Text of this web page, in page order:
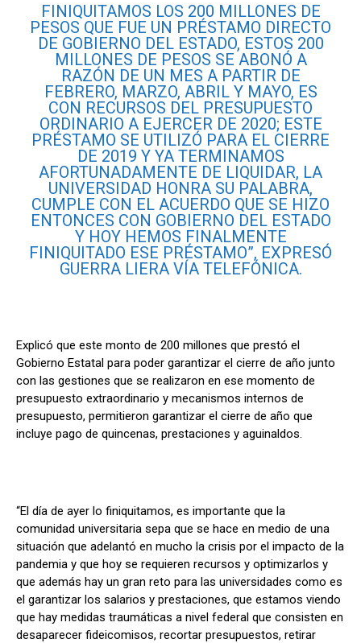
FINIQUITAMOS LOS 200 MILLONES DE
PESOS QUE FUE UN PRÉSTAMO DIRECTO
DE GOBIERNO DEL ESTADO, ESTOS 200
MILLONES DE PESOS SE ABONÓ A
RAZÓN DE UN MES A PARTIR DE
FEBRERO, MARZO, ABRIL Y MAYO, ES
CON RECURSOS DEL PRESUPUESTO
ORDINARIO A EJERCER DE 2020; ESTE
PRÉSTAMO SE UTILIZÓ PARA EL CIERRE
DE 2019 Y YA TERMINAMOS
AFORTUNADAMENTE DE LIQUIDAR, LA
UNIVERSIDAD HONRA SU PALABRA,
CUMPLE CON EL ACUERDO QUE SE HIZO
ENTONCES CON GOBIERNO DEL ESTADO
Y HOY HEMOS FINALMENTE
FINIQUITADO ESE PRÉSTAMO”, EXPRESÓ
GUERRA LIERA VÍA TELEFÓNICA.
Explicó que este monto de 200 millones que prestó el
Gobierno Estatal para poder garantizar el cierre de año junto
con las gestiones que se realizaron en ese momento de
presupuesto extraordinario y mecanismos internos de
presupuesto, permitieron garantizar el cierre de año que
incluye pago de quincenas, prestaciones y aguinaldos.
“El día de ayer lo finiquitamos, es importante que la
comunidad universitaria sepa que se hace en medio de una
situación que adelantó en mucho la crisis por el impacto de la
pandemia y que hoy se requieren recursos y optimizarlos y
que además hay un gran reto para las universidades como es
el garantizar los salarios y prestaciones, que estamos viendo
que hay medidas traumáticas a nivel federal que consisten en
desaparecer fideicomisos, recortar presupuestos, retirar